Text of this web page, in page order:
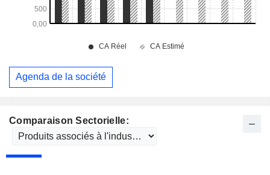
Comparaison Sectorielle:
Agenda de la société